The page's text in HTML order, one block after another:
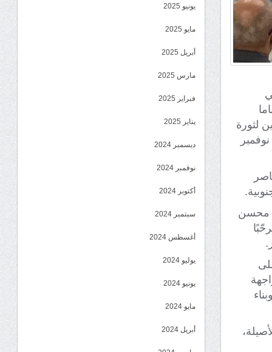
لثورة
14 أكتوبر الخالدة، والذكرى التاسعة والخمسين لعيد الاستقلال الوطني في 30 نوفمبر
محسن
يونيو 2025
مايو 2025
أبريل 2025
مارس 2025
فبراير 2025
يناير 2025
ديسمبر 2024
نوفمبر 2024
أكتوبر 2024
سبتمبر 2024
أغسطس 2024
يوليو 2024
يونيو 2024
مايو 2024
أبريل 2024